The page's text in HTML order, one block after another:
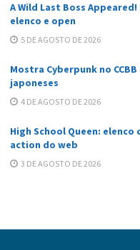
A Wild Last Boss
elenco e open
5 DE AGOSTO DE 2026
Mostra Cyberpunk no
japoneses
4 DE AGOSTO DE 2026
High School Queen:
action do web
3 DE AGOSTO DE 2026